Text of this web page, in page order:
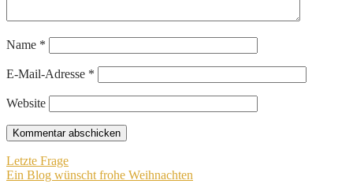
Name *
E-Mail-Adresse *
Website
Beitragsnavigation
Letzte Frage
Ein Blog wünscht frohe Weihnachten